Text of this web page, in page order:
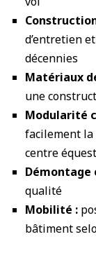
d’entretien
décennies
Matériaux
une
Modularité
facilement la
centre
qualité
Mobilité :
bâtiment